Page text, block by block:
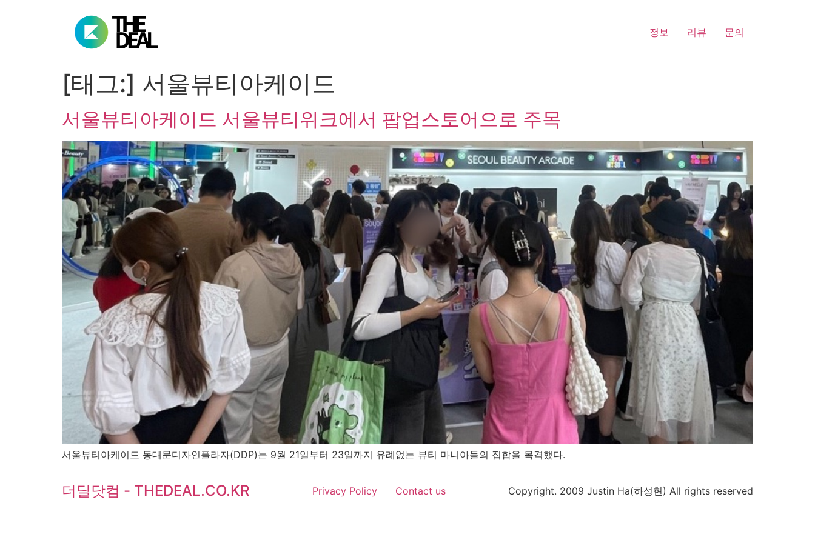
정보 리뷰 문의
[태그:] 서울뷰티아케이드
서울뷰티아케이드 서울뷰티위크에서 팝업스토어으로 주목
서울뷰티아케이드 동대문디자인플라자(DDP)는 9월 21일부터 23일까지 유례없는 뷰티 마니아들의 집합을 목격했다.
더딜닷컴 - THEDEAL.CO.KR Privacy Policy Contact us Copyright. 2009 Justin Ha(하성현) All rights reserved